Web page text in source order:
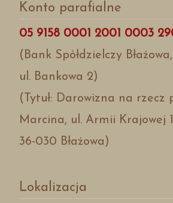
Konto parafialne
05 9158 0001 2001 0003
(Bank Spółdzielczy Błażowa,
ul. Bankowa 2)
(Tytuł: Darowizna na rzecz
Marcina, ul. Armii Krajowej
36-030 Błażowa)
Lokalizacja